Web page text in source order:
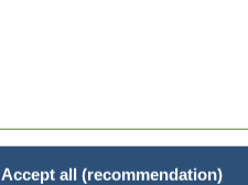
Accept all (recommendation)